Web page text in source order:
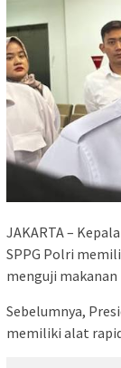
JAKARTA –
SPPG Polri
menguji makanan
Sebelumnya,
memiliki alat